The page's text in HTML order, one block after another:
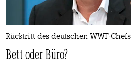
Rücktritt des deutschen WWF-Chefs
Bett oder Büro?